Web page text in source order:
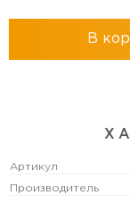
В
Артикул
Производитель